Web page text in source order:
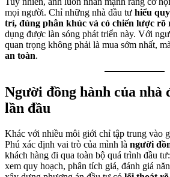
mọi người. Chỉ những nhà đầu tư hiểu
trí, đúng phân khúc và có chiến lược rõ
dụng được làn sóng phát triển này. Với
quan trọng không phải là mua sớm nhất,
an toàn.
Người đồng hành của nhà
lần đầu
Khác với nhiều môi giới chỉ tập trung vào
Phú xác định vai trò của mình là người
khách hàng đi qua toàn bộ quá trình đầu
xem quy hoạch, phân tích giá, đánh giá